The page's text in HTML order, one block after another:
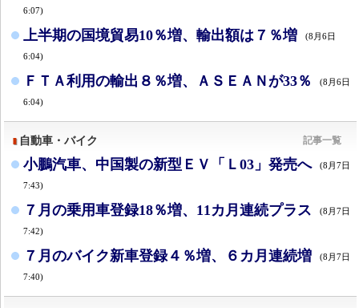
6:07)
上半期の国境貿易10％増、輸出額は７％増 (8月6日
6:04)
ＦＴＡ利用の輸出８％増、ＡＳＥＡＮが33％ (8月6日
6:04)
自動車・バイク 記事一覧
小鵬汽車、中国製の新型ＥＶ「Ｌ03」発売へ (8月7日
7:43)
７月の乗用車登録18％増、11カ月連続プラス (8月7日
7:42)
７月のバイク新車登録４％増、６カ月連続増 (8月7日
7:40)